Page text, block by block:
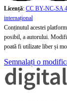
Licență: CC BY-NC-SA
internațional
Conținutul acestei
posibil, a autorului.
poată fi utilizate liber și
Semnalați o